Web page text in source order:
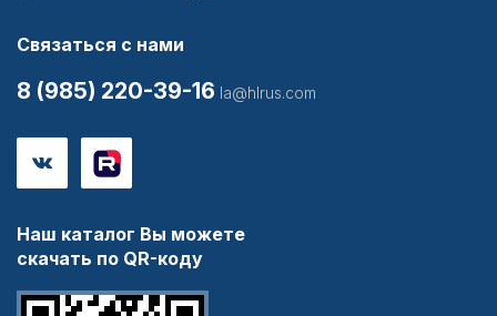
Связаться с нами
8 (985) 220-39-16 la@hlrus.com
Наш каталог Вы можете
скачать по QR-коду